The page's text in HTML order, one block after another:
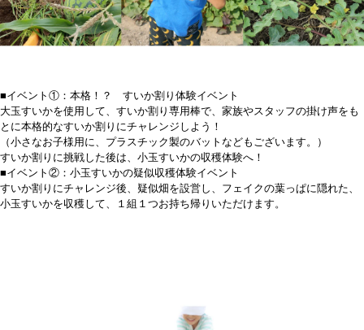
■イベント①：本格！？ すいか割り体験イベント
大玉すいかを使用して、すいか割り専用棒で、家族やスタッフの掛け声をも
とに本格的なすいか割りにチャレンジしよう！
（小さなお子様用に、プラスチック製のバットなどもございます。）
すいか割りに挑戦した後は、小玉すいかの収穫体験へ！
■イベント②：小玉すいかの疑似収穫体験イベント
すいか割りにチャレンジ後、疑似畑を設営し、フェイクの葉っぱに隠れた、
小玉すいかを収穫して、１組１つお持ち帰りいただけます。